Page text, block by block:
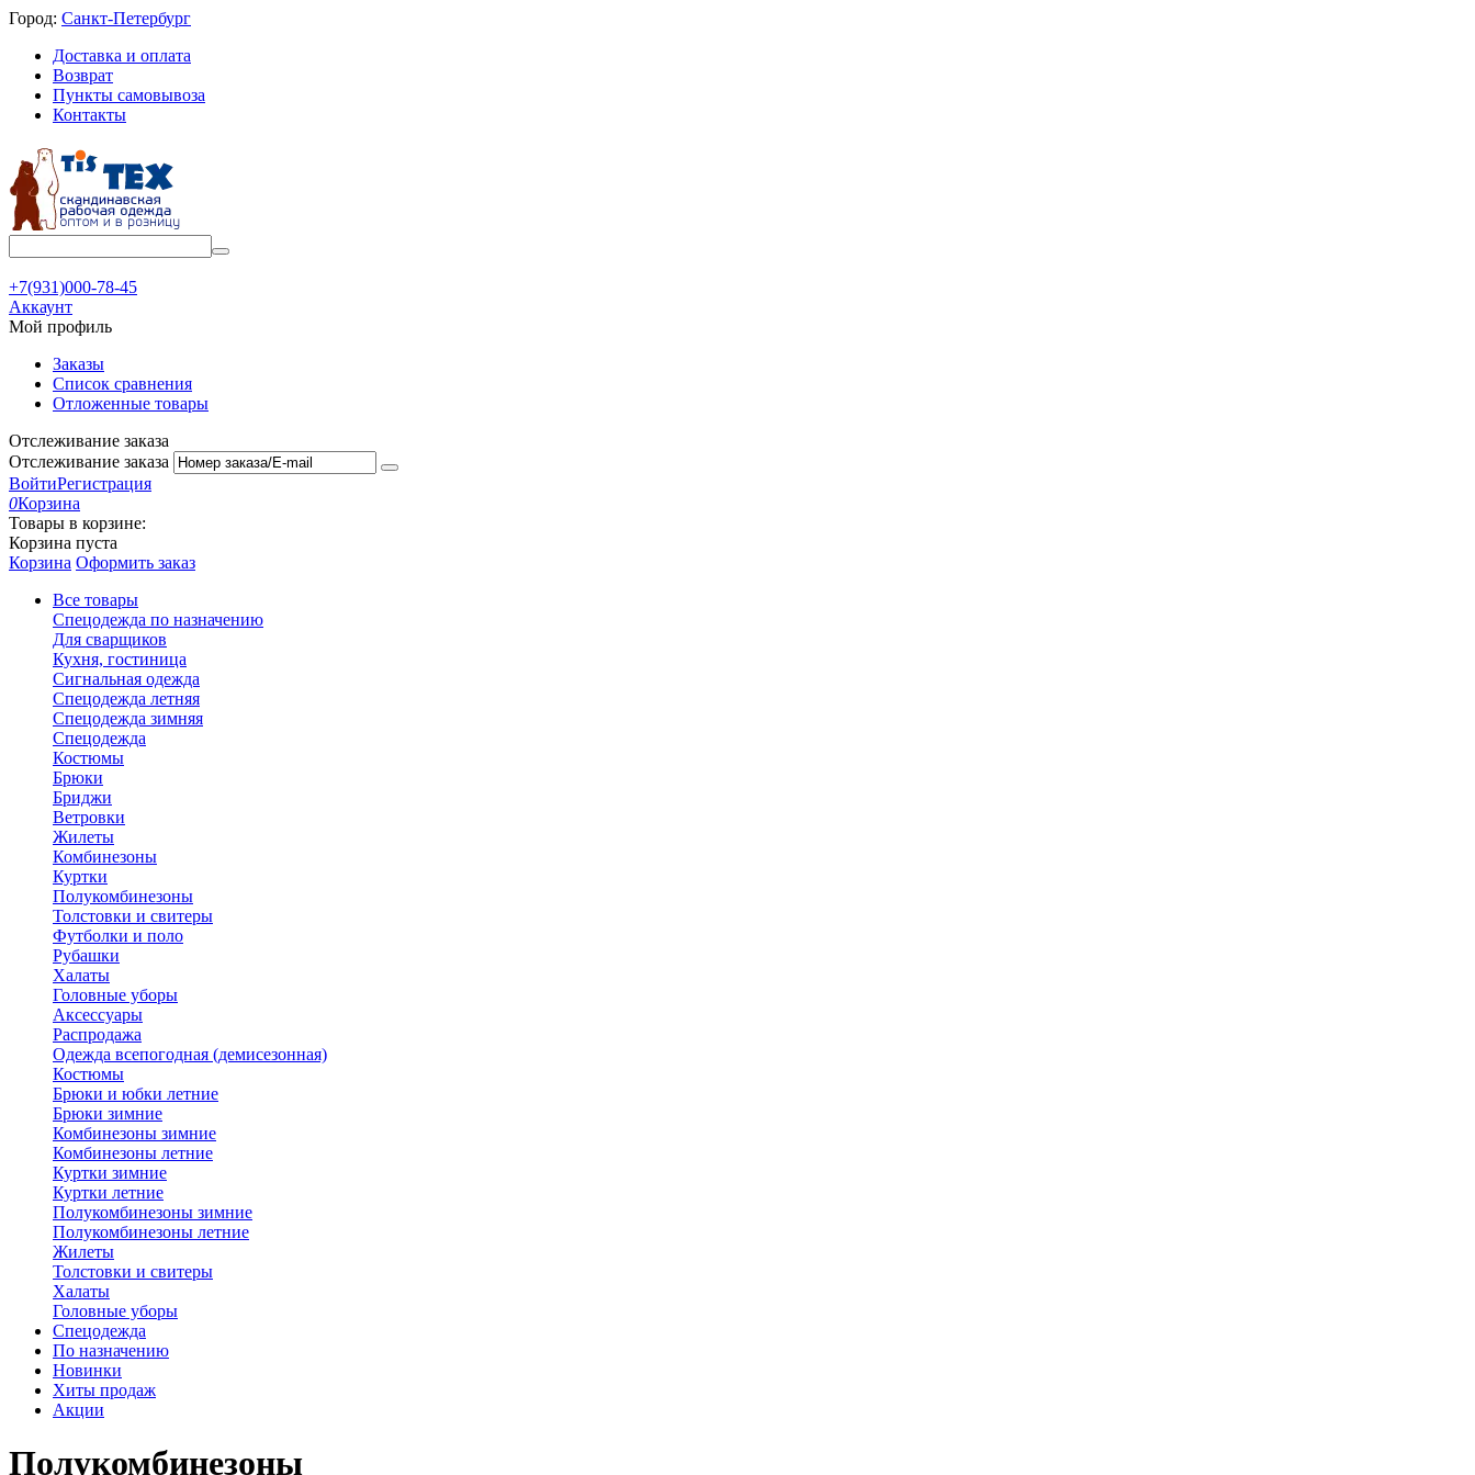
Город: Санкт-Петербург
Доставка и оплата
Возврат
Пункты самовывоза
Контакты
+7(931)000-78-45
Аккаунт
Мой профиль
Заказы
Список сравнения
Отложенные товары
Отслеживание заказа
Отслеживание заказа
ВойтиРегистрация
0Корзина
Товары в корзине:
Корзина пуста
Корзина Оформить заказ
Все товары
Спецодежда по назначению
Для сварщиков
Кухня, гостиница
Сигнальная одежда
Спецодежда летняя
Спецодежда зимняя
Спецодежда
Костюмы
Брюки
Бриджи
Ветровки
Жилеты
Комбинезоны
Куртки
Полукомбинезоны
Толстовки и свитеры
Футболки и поло
Рубашки
Халаты
Головные уборы
Аксессуары
Распродажа
Одежда всепогодная (демисезонная)
Костюмы
Брюки и юбки летние
Брюки зимние
Комбинезоны зимние
Комбинезоны летние
Куртки зимние
Куртки летние
Полукомбинезоны зимние
Полукомбинезоны летние
Жилеты
Толстовки и свитеры
Халаты
Головные уборы
Спецодежда
По назначению
Новинки
Хиты продаж
Акции
Полукомбинезоны